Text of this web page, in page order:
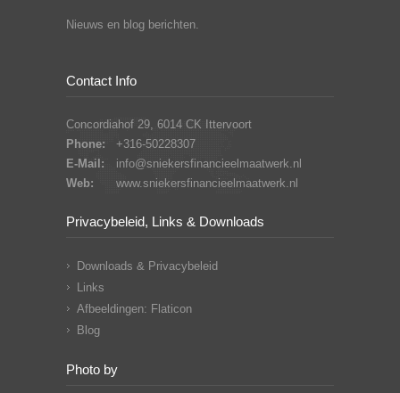
Nieuws en blog berichten.
Contact Info
Concordiahof 29, 6014 CK Ittervoort
Phone:
+316-50228307
E-Mail:
info@sniekersfinancieelmaatwerk.nl
Web:
www.sniekersfinancieelmaatwerk.nl
Privacybeleid, Links & Downloads
Downloads & Privacybeleid
Links
Afbeeldingen: Flaticon
Blog
Photo by